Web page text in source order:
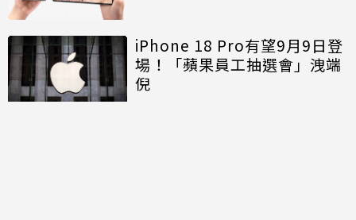
iPhone 18 Pro有望9月9日登
場！「蘋果員工抽選會」洩端
倪